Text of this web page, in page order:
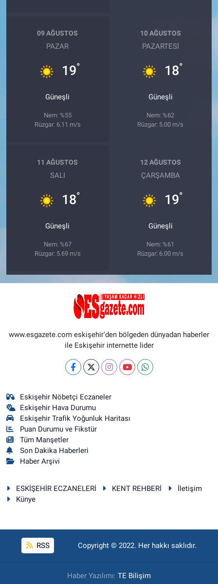
09 AĞUSTOS
PAZAR
19°
Güneşli
Nem: %55
Rüzgar: 6.11 m/s
10 AĞUSTOS
PAZARTESI
18°
Güneşli
Nem: %62
Rüzgar: 5.00 m/s
11 AĞUSTOS
SALI
18°
Güneşli
Nem: %67
Rüzgar: 5.69 m/s
12 AĞUSTOS
ÇARŞAMBA
19°
Güneşli
Nem: %61
Rüzgar: 6.00 m/s
www.esgazete.com eskişehir'den bölgeden dünyadan haberler
ile Eskişehir internette lider
Eskişehir Nöbetçi Eczaneler
Eskişehir Hava Durumu
Eskişehir Trafik Yoğunluk Haritası
Puan Durumu ve Fikstür
Tüm Manşetler
Son Dakika Haberleri
Haber Arşivi
ESKİŞEHİR ECZANELERİ KENT REHBERİ
İletişim
Künye
RSS Copyright © 2022. Her hakkı saklıdır.
Haber Yazılımı: TE Bilişim